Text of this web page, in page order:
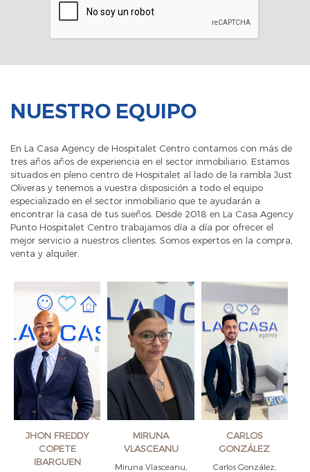
NUESTRO EQUIPO
En La Casa Agency de Hospitalet Centro contamos con más de
tres años años de experiencia en el sector inmobiliario. Estamos
situados en pleno centro de Hospitalet al lado de la rambla Just
Oliveras y tenemos a vuestra disposición a todo el equipo
especializado en el sector inmobiliario que te ayudarán a
encontrar la casa de tus sueños. Desde 2018 en La Casa Agency
Punto Hospitalet Centro trabajamos día a día por ofrecer el
mejor servicio a nuestros clientes. Somos expertos en la compra,
venta y alquiler.
JHON FREDDY
COPETE
IBARGUEN
MIRUNA
VLASCEANU
Miruna Vlasceanu,
CARLOS
GONZÁLEZ
Carlos González,